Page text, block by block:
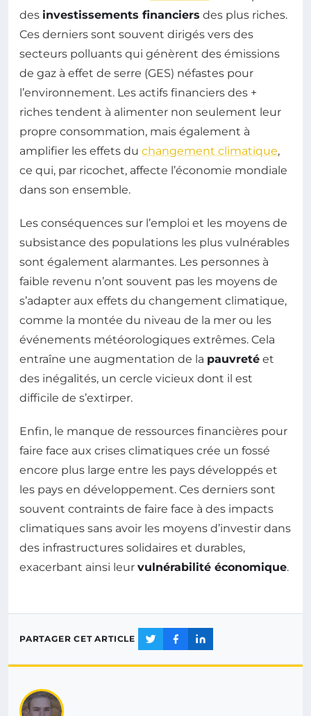
des investissements financiers des plus riches.
Ces derniers sont souvent dirigés vers des
secteurs polluants qui génèrent des émissions
de gaz à effet de serre (GES) néfastes pour
l’environnement. Les actifs financiers des +
riches tendent à alimenter non seulement leur
propre consommation, mais également à
amplifier les effets du changement climatique,
ce qui, par ricochet, affecte l’économie mondiale
dans son ensemble.
Les conséquences sur l’emploi et les moyens de
subsistance des populations les plus vulnérables
sont également alarmantes. Les personnes à
faible revenu n’ont souvent pas les moyens de
s’adapter aux effets du changement climatique,
comme la montée du niveau de la mer ou les
événements météorologiques extrêmes. Cela
entraîne une augmentation de la pauvreté et
des inégalités, un cercle vicieux dont il est
difficile de s’extirper.
Enfin, le manque de ressources financières pour
faire face aux crises climatiques crée un fossé
encore plus large entre les pays développés et
les pays en développement. Ces derniers sont
souvent contraints de faire face à des impacts
climatiques sans avoir les moyens d’investir dans
des infrastructures solidaires et durables,
exacerbant ainsi leur vulnérabilité économique.
PARTAGER CET ARTICLE